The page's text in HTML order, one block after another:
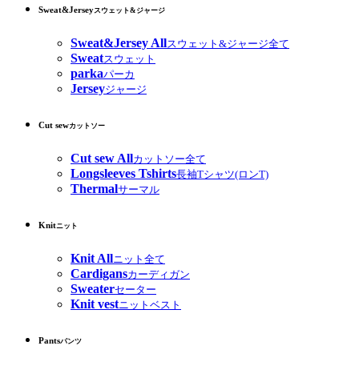
Sweat&Jerseyスウェット&ジャージ
Sweat&Jersey Allスウェット&ジャージ全て
Sweatスウェット
parkaパーカ
Jerseyジャージ
Cut sewカットソー
Cut sew Allカットソー全て
Longsleeves Tshirts長袖Tシャツ(ロンT)
Thermalサーマル
Knitニット
Knit Allニット全て
Cardigansカーディガン
Sweaterセーター
Knit vestニットベスト
Pantsパンツ